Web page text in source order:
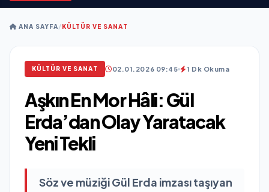
ANA SAYFA/KÜLTÜR VE SANAT
KÜLTÜR VE SANAT 02.01.2026 09:45 1 Dk Okuma
Aşkın En Mor Hâli: Gül
Erda’dan Olay Yaratacak
Yeni Tekli
Söz ve müziği Gül Erda imzası taşıyan